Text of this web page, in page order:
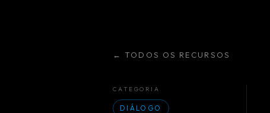
← TODOS OS RECURSOS
CATEGORIA
DIÁLOGO